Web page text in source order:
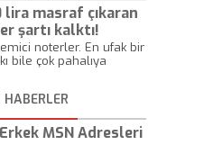
lira masraf çıkaran
şartı kalktı!
noterler. En ufak bir
bile çok pahalıya
- Kayhan
Erkek MSN Adresleri